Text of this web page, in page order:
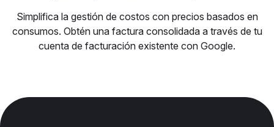
Simplifica la gestión de costos con precios basados en
consumos. Obtén una factura consolidada a través de tu
cuenta de facturación existente con Google.